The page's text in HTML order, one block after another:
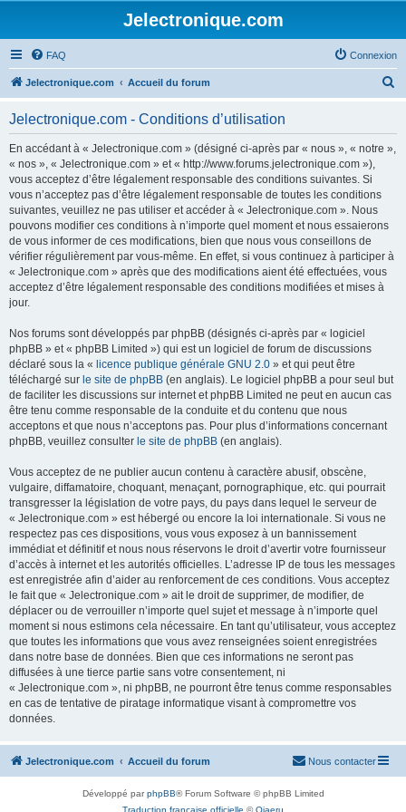
Jelectronique.com
FAQ Connexion
Jelectronique.com Accueil du forum
Jelectronique.com - Conditions d’utilisation
En accédant à « Jelectronique.com » (désigné ci-après par « nous », « notre »,
« nos », « Jelectronique.com » et « http://www.forums.jelectronique.com »),
vous acceptez d’être légalement responsable des conditions suivantes. Si
vous n’acceptez pas d’être légalement responsable de toutes les conditions
suivantes, veuillez ne pas utiliser et accéder à « Jelectronique.com ». Nous
pouvons modifier ces conditions à n’importe quel moment et nous essaierons
de vous informer de ces modifications, bien que nous vous conseillons de
vérifier régulièrement par vous-même. En effet, si vous continuez à participer à
« Jelectronique.com » après que des modifications aient été effectuées, vous
acceptez d’être légalement responsable des conditions modifiées et mises à
jour.
Nos forums sont développés par phpBB (désignés ci-après par « logiciel
phpBB » et « phpBB Limited ») qui est un logiciel de forum de discussions
déclaré sous la « licence publique générale GNU 2.0 » et qui peut être
téléchargé sur le site de phpBB (en anglais). Le logiciel phpBB a pour seul but
de faciliter les discussions sur internet et phpBB Limited ne peut en aucun cas
être tenu comme responsable de la conduite et du contenu que nous
acceptons et que nous n’acceptons pas. Pour plus d’informations concernant
phpBB, veuillez consulter le site de phpBB (en anglais).
Vous acceptez de ne publier aucun contenu à caractère abusif, obscène,
vulgaire, diffamatoire, choquant, menaçant, pornographique, etc. qui pourrait
transgresser la législation de votre pays, du pays dans lequel le serveur de
« Jelectronique.com » est hébergé ou encore la loi internationale. Si vous ne
respectez pas ces dispositions, vous vous exposez à un bannissement
immédiat et définitif et nous nous réservons le droit d’avertir votre fournisseur
d’accès à internet et les autorités officielles. L’adresse IP de tous les messages
est enregistrée afin d’aider au renforcement de ces conditions. Vous acceptez
le fait que « Jelectronique.com » ait le droit de supprimer, de modifier, de
déplacer ou de verrouiller n’importe quel sujet et message à n’importe quel
moment si nous estimons cela nécessaire. En tant qu’utilisateur, vous acceptez
que toutes les informations que vous avez renseignées soient enregistrées
dans notre base de données. Bien que ces informations ne seront pas
diffusées à une tierce partie sans votre consentement, ni
« Jelectronique.com », ni phpBB, ne pourront être tenus comme responsables
en cas de tentative de piratage informatique visant à compromettre vos
données.
Jelectronique.com Accueil du forum Nous contacter
Développé parphpBB® Forum Software © phpBB Limited
Traduction française officielle ©Qiaeru